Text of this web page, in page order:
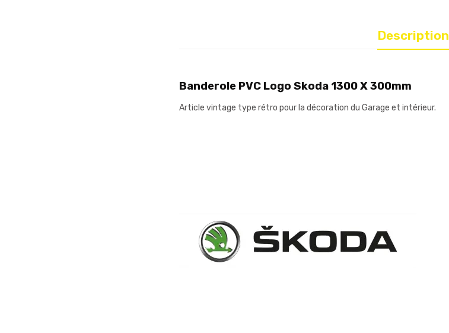
Description
Banderole PVC Logo Skoda 1300 X 300mm
Article vintage type rétro pour la décoration du Garage et intérieur.